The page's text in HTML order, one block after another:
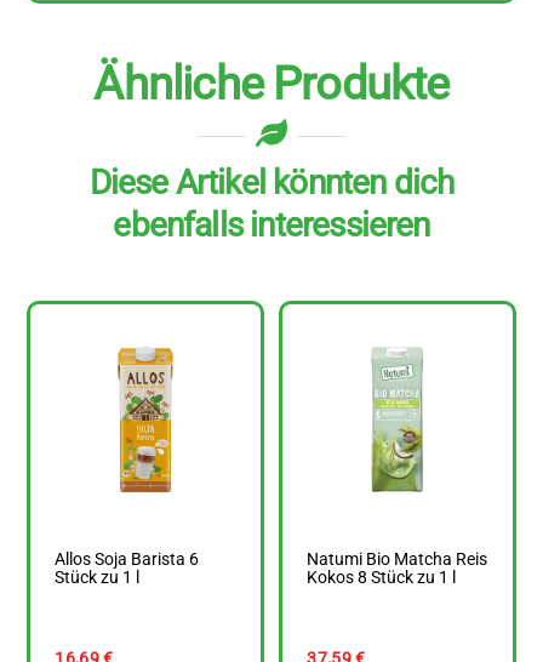
Ähnliche Produkte
Diese Artikel könnten dich
ebenfalls interessieren
Allos Soja Barista 6
Stück zu 1 l
Natumi Bio Matcha Reis
Kokos 8 Stück zu 1 l